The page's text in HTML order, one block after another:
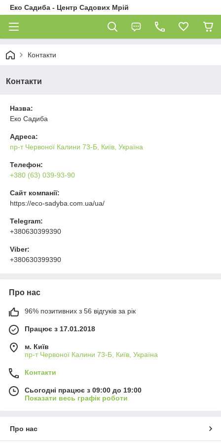
Еко Садиба - Центр Садових Мрій
Контакти
Контакти
Назва:
Еко Садиба
Адреса:
пр-т Червоної Калини 73-Б, Київ, Україна
Телефон:
+380 (63) 039-93-90
Сайт компанії:
https://eco-sadyba.com.ua/ua/
Telegram:
+380630399390
Viber:
+380630399390
Про нас
96% позитивних з 56 відгуків за рік
Працює з 17.01.2018
м. Київ
пр-т Червоної Калини 73-Б, Київ, Україна
Контакти
Сьогодні працює з 09:00 до 19:00
Показати весь графік роботи
Про нас